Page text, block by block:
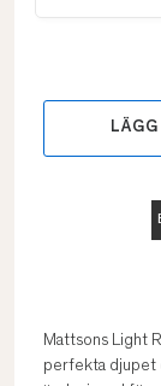
LÄGG
Mattsons Light
perfekta djupet